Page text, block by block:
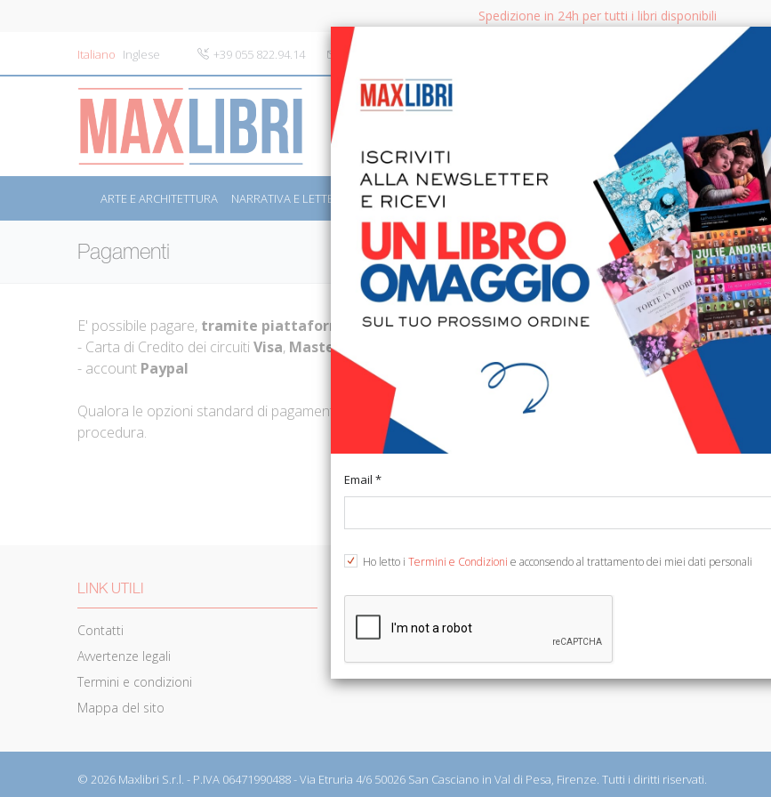
Spedizione in 24h per tutti i libri disponibili
Italiano Inglese +39 055 822.94.14 info@maxlibri.it
CERCA
ARTE E ARCHITETTURA NARRATIVA E LETTERATURA SAGGISTICA LIBRI PER BAMBINI E RAGAZZI MANUALI - GUIDE - CORSI
Pagamenti
E' possibile pagare, tramite piattaforma PayPal , con:
- Carta di Credito dei circuitiVisa, Mastercard
- account Paypal
Qualora le opzioni standard di pagamento non soddisfino le tue esigenze, ti invitiamo a contattarci all'indirizzo
procedura.
LINK UTILI
Contatti
Avvertenze legali
Termini e condizioni
Mappa del sito
Pagamenti
© 2026 Maxlibri S.r.l. - P.IVA 06471990488 - Via Etruria 4/6 50026 San Casciano in Val di Pesa, Firenze. Tutti i diritti riservati.
Email *
Ho letto i Termini e Condizioni e acconsendo al trattamento dei miei dati personali